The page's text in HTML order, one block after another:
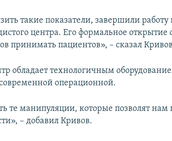
такие показатели, завершили работу
центра. Его формальное открытие
принимать пациентов», – сказал
обладает технологичным
операционной.
те манипуляции, которые позволят нам
– добавил Кривов.